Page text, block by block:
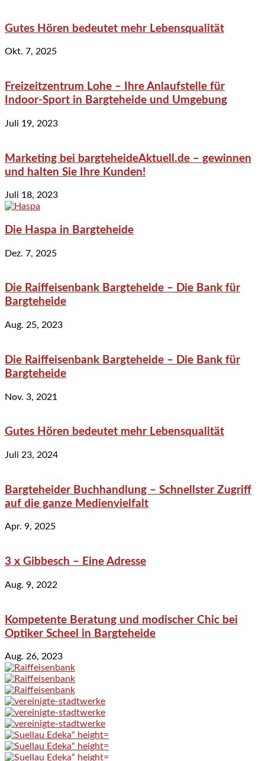
Gutes Hören bedeutet mehr Lebensqualität
Okt. 7, 2025
Freizeitzentrum Lohe – Ihre Anlaufstelle für
Indoor-Sport in Bargteheide und Umgebung
Juli 19, 2023
Marketing bei bargteheideAktuell.de – gewinnen
und halten Sie Ihre Kunden!
Juli 18, 2023
Die Haspa in Bargteheide
Dez. 7, 2025
Die Raiffeisenbank Bargteheide – Die Bank für
Bargteheide
Aug. 25, 2023
Die Raiffeisenbank Bargteheide – Die Bank für
Bargteheide
Nov. 3, 2021
Gutes Hören bedeutet mehr Lebensqualität
Juli 23, 2024
Bargteheider Buchhandlung – Schnellster Zugriff
auf die ganze Medienvielfalt
Apr. 9, 2025
3 x Gibbesch – Eine Adresse
Aug. 9, 2022
Kompetente Beratung und modischer Chic bei
Optiker Scheel in Bargteheide
Aug. 26, 2023